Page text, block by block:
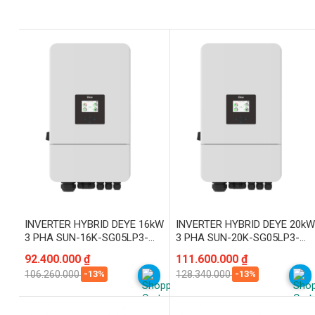
INVERTER HYBRID DEYE 16kW
3 PHA SUN-16K-SG05LP3-
106.260.000 ₫
Giá
gốc
là:
92.400.000 ₫
Giá
hiện
tại
92.400.000 ₫.
-13%
INVERTER HYBRID DEYE 20kW
3 PHA SUN-20K-SG05LP3-
128.340.000 ₫
Giá
gốc
là:
111.600.000 ₫
Giá
hiện
tại
111.600.000 ₫.
-13%